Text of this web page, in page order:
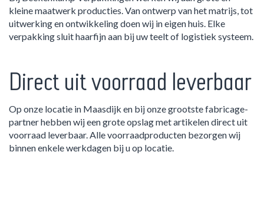
kleine maatwerk producties. Van ontwerp van het matrijs, tot
uitwerking en ontwikkeling doen wij in eigen huis. Elke
verpakking sluit haarfijn aan bij uw teelt of logistiek systeem.
Direct uit voorraad leverbaar
Op onze locatie in Maasdijk en bij onze grootste fabricage-
partner hebben wij een grote opslag met artikelen direct uit
voorraad leverbaar. Alle voorraadproducten bezorgen wij
binnen enkele werkdagen bij u op locatie.